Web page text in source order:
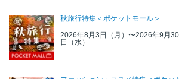
秋旅行特集＜ポケットモール＞
2026年8月3日（月）〜2026年9月30
日（水）